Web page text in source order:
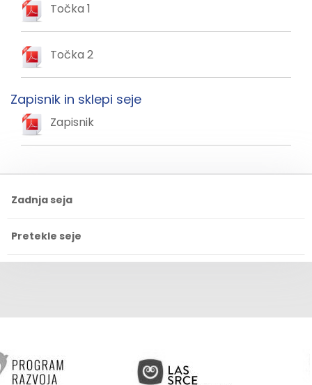
Točka 1
Točka 2
Zapisnik in sklepi seje
Zapisnik
Zadnja seja
Pretekle seje